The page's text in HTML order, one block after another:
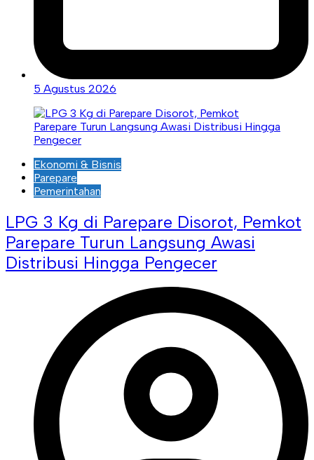
5 Agustus 2026
Ekonomi & Bisnis
Parepare
Pemerintahan
LPG 3 Kg di Parepare Disorot, Pemkot
Parepare Turun Langsung Awasi
Distribusi Hingga Pengecer